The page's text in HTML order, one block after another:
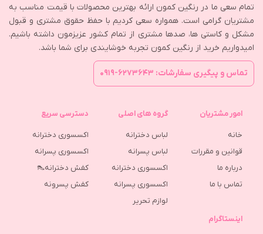
تمام سعی ما در رنگین کمون ارائه بهترین محصولات با قیمت مناسب به
مشتریان گرامی است. همواره سعی کردیم با حفظ حقوق مشتری و قبول
مشکل و کاستی ها، صدها مشتری از تمام کشور عزیزمون داشته باشیم.
امیدواریم خرید از رنگین کمون تجربه خوشایندی برای شما باشد.
تماس و پیگیری سفارشات: ۶۲۷۳۶۴۳-۰۹۱۹
امور مشتریان
خانه
قوانین و مقررات
درباره ما
تماس با ما
گروه های اصلی
لباس دخترانه
لباس پسرانه
اکسسوری دخترانه
اکسسوری پسرانه
لوازم تحریر
دسترسی سریع
اکسسوری دخترانه
اکسسوری پسرانه
کفش دخترانه👠
كفش پسرونه
اینستاگرام